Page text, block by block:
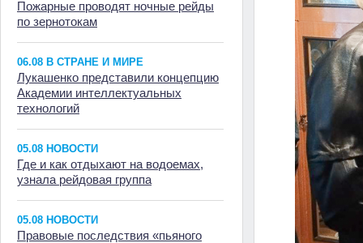
Пожарные проводят ночные рейды
по зернотокам
06.08 В СТРАНЕ И МИРЕ
Лукашенко представили концепцию
Академии интеллектуальных
технологий
05.08 НОВОСТИ
Где и как отдыхают на водоемах,
узнала рейдовая группа
05.08 НОВОСТИ
Правовые последствия «пьяного